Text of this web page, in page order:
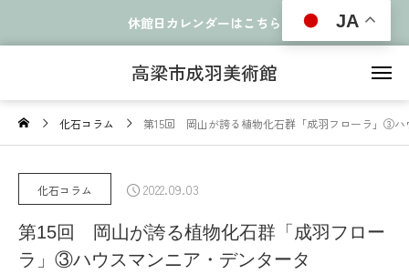
休館日カレンダーはこちら
高梁市成羽美術館
化石コラム 第15回 岡山が誇る植物化石群「成羽フローラ」③ハ
化石コラム 2022.09.03
第15回 岡山が誇る植物化石群「成羽フロー
ラ」③ハウスマンニア・デンタータ
JA